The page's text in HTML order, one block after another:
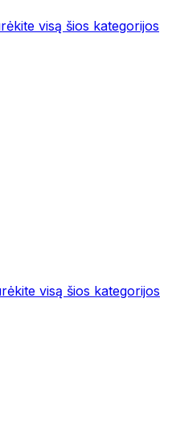
visą šios kategorijos
visą šios kategorijos